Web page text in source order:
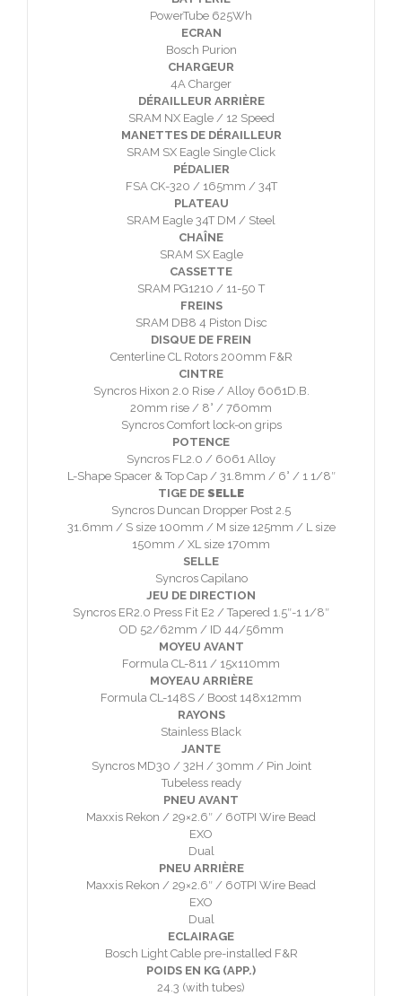
PowerTube 625Wh
ECRAN
Bosch Purion
CHARGEUR
4A Charger
DÉRAILLEUR ARRIÈRE
SRAM NX Eagle / 12 Speed
MANETTES DE DÉRAILLEUR
SRAM SX Eagle Single Click
PÉDALIER
FSA CK-320 / 165mm / 34T
PLATEAU
SRAM Eagle 34T DM / Steel
CHAÎNE
SRAM SX Eagle
CASSETTE
SRAM PG1210 / 11-50 T
FREINS
SRAM DB8 4 Piston Disc
DISQUE DE FREIN
Centerline CL Rotors 200mm F&R
CINTRE
Syncros Hixon 2.0 Rise / Alloy 6061D.B.
20mm rise / 8° / 760mm
Syncros Comfort lock-on grips
POTENCE
Syncros FL2.0 / 6061 Alloy
L-Shape Spacer & Top Cap / 31.8mm / 6° / 1 1/8″
TIGE DE SELLE
Syncros Duncan Dropper Post 2.5
31.6mm / S size 100mm / M size 125mm / L size
150mm / XL size 170mm
SELLE
Syncros Capilano
JEU DE DIRECTION
Syncros ER2.0 Press Fit E2 / Tapered 1.5″-1 1/8″
OD 52/62mm / ID 44/56mm
MOYEU AVANT
Formula CL-811 / 15x110mm
MOYEAU ARRIÈRE
Formula CL-148S / Boost 148x12mm
RAYONS
Stainless Black
JANTE
Syncros MD30 / 32H / 30mm / Pin Joint
Tubeless ready
PNEU AVANT
Maxxis Rekon / 29×2.6″ / 60TPI Wire Bead
EXO
Dual
PNEU ARRIÈRE
Maxxis Rekon / 29×2.6″ / 60TPI Wire Bead
EXO
Dual
ECLAIRAGE
Bosch Light Cable pre-installed F&R
POIDS EN KG (APP.)
24.3 (with tubes)